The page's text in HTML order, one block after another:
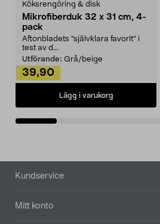
Köksrengöring & disk
Mikrofiberduk 32 x 31 cm, 4-
pack
Aftonbladets "självklara favorit” i
test av d...
Utförande: Grå/beige
39,90
Lägg i varukorg
Sidfot
Kundservice
Mitt konto